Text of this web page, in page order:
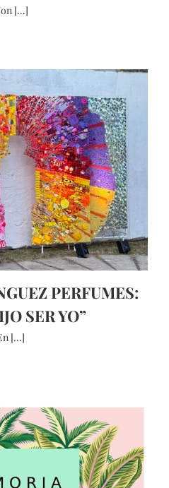
[...]
PERFUMES:
SER YO”
[...]